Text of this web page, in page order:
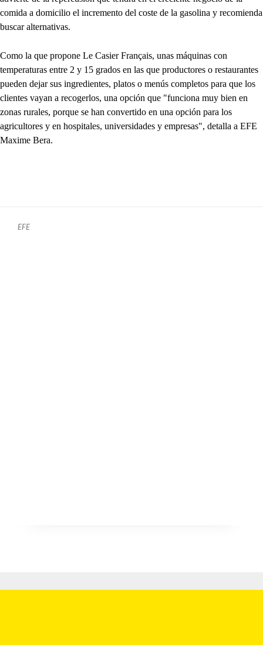
comida a domicilio el incremento del coste de la gasolina y recomienda
buscar alternativas.
Como la que propone Le Casier Français, unas máquinas con
temperaturas entre 2 y 15 grados en las que productores o restaurantes
pueden dejar sus ingredientes, platos o menús completos para que los
clientes vayan a recogerlos, una opción que "funciona muy bien en
zonas rurales, porque se han convertido en una opción para los
agricultores y en hospitales, universidades y empresas", detalla a EFE
Maxime Bera.
EFE